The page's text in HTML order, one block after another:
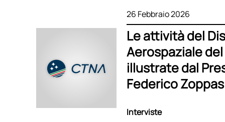
26 Febbraio 2026
Le attività del
Aerospaziale
illustrate dal
Federico Zoppas
Interviste